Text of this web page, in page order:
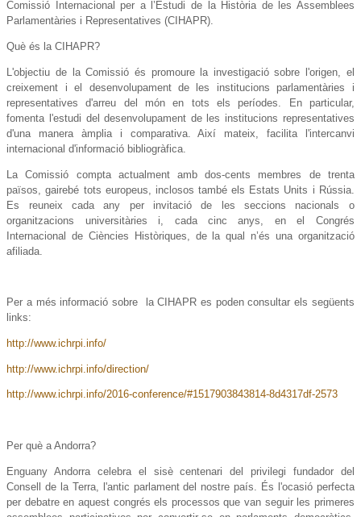
Comissió Internacional per a l’Estudi de la Història de les Assemblees
Parlamentàries i Representatives (CIHAPR).
Què és la CIHAPR?
L'objectiu de la Comissió és promoure la investigació sobre l'origen, el
creixement i el desenvolupament de les institucions parlamentàries i
representatives d'arreu del món en tots els períodes. En particular,
fomenta l'estudi del desenvolupament de les institucions representatives
d'una manera àmplia i comparativa. Així mateix, facilita l'intercanvi
internacional d'informació bibliogràfica.
La Comissió compta actualment amb dos-cents membres de trenta
països, gairebé tots europeus, inclosos també els Estats Units i Rússia.
Es reuneix cada any per invitació de les seccions nacionals o
organitzacions universitàries i, cada cinc anys, en el Congrés
Internacional de Ciències Històriques, de la qual n’és una organització
afiliada.
Per a més informació sobre la CIHAPR es poden consultar els següents
links:
http://www.ichrpi.info/
http://www.ichrpi.info/direction/
http://www.ichrpi.info/2016-conference/#1517903843814-8d4317df-2573
Per què a Andorra?
Enguany Andorra celebra el sisè centenari del privilegi fundador del
Consell de la Terra, l'antic parlament del nostre país. És l'ocasió perfecta
per debatre en aquest congrés els processos que van seguir les primeres